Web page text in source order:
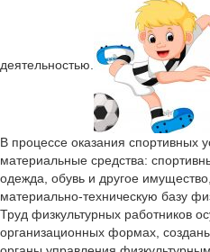
деятельностью.
В процессе оказания спортивных
материальные средства:
одежда, обувь и другое
материально-техническую базу
Труд физкультурных работников
организационных формах,